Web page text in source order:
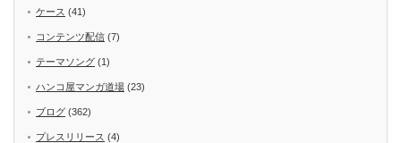
ケース (41)
コンテンツ配信 (7)
テーマソング (1)
ハンコ屋マンガ道場 (23)
ブログ (362)
プレスリリース (4)